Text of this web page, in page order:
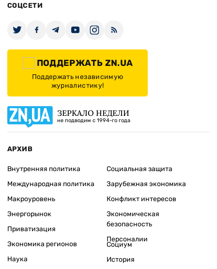
СОЦСЕТИ
ПОДДЕРЖАТЬ ZN.UA
Поддержать независимую
журналистику!
ЗЕРКАЛО НЕДЕЛИ
не подводим с 1994-го года
АРХИВ
Внутренняя политика
Международная политика
Макроуровень
Энергорынок
Приватизация
Экономика регионов
Социальная защита
Зарубежная экономика
Конфликт интересов
Экономическая
безопасность
Персоналии
Наука
Социум
История